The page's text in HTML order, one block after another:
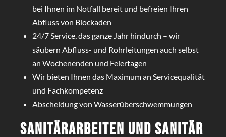
bei Ihnen im Notfall bereit und befreien Ihren
Abfluss von Blockaden
24/7 Service, das ganze Jahr hindurch – wir
säubern Abfluss- und Rohrleitungen auch selbst
an Wochenenden und Feiertagen
Wir bieten Ihnen das Maximum an Servicequalität
und Fachkompetenz
Abscheidung von Wasserüberschwemmungen
Sanitärarbeiten und Sanitär